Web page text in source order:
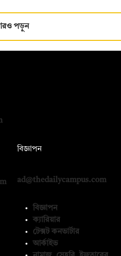
পড়ুন
বিজ্ঞাপন
ad@thedailycampus.com
বিজ্ঞাপন
ক্যারিয়ার
টেক্সট কনভার্টার
আর্কাইভ